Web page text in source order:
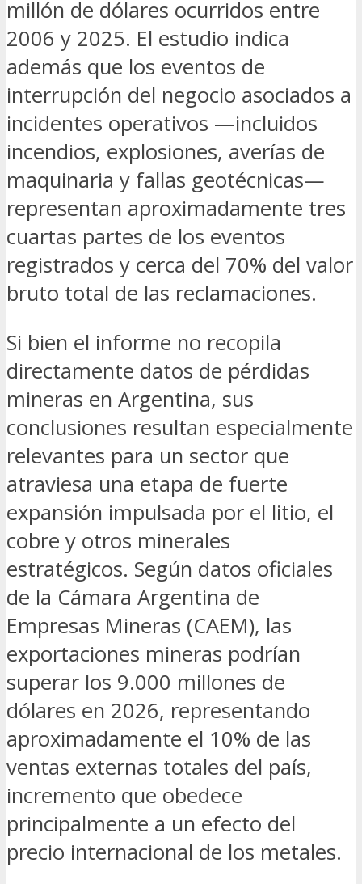
millón de dólares ocurridos entre
2006 y 2025. El estudio indica
además que los eventos de
interrupción del negocio asociados a
incidentes operativos —incluidos
incendios, explosiones, averías de
maquinaria y fallas geotécnicas—
representan aproximadamente tres
cuartas partes de los eventos
registrados y cerca del 70% del valor
bruto total de las reclamaciones.
Si bien el informe no recopila
directamente datos de pérdidas
mineras en Argentina, sus
conclusiones resultan especialmente
relevantes para un sector que
atraviesa una etapa de fuerte
expansión impulsada por el litio, el
cobre y otros minerales
estratégicos. Según datos oficiales
de la Cámara Argentina de
Empresas Mineras (CAEM), las
exportaciones mineras podrían
superar los 9.000 millones de
dólares en 2026, representando
aproximadamente el 10% de las
ventas externas totales del país,
incremento que obedece
principalmente a un efecto del
precio internacional de los metales.